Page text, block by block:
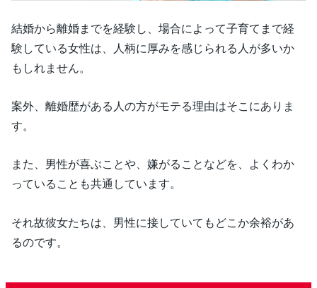
結婚から離婚までを経験し、場合によって子育てまで経
験している女性は、人柄に厚みを感じられる人が多いか
もしれません。
案外、離婚歴がある人の方がモテる理由はそこにありま
す。
また、男性が喜ぶことや、嫌がることなどを、よくわか
っていることも共通しています。
それ故彼女たちは、男性に接していてもどこか余裕があ
るのです。